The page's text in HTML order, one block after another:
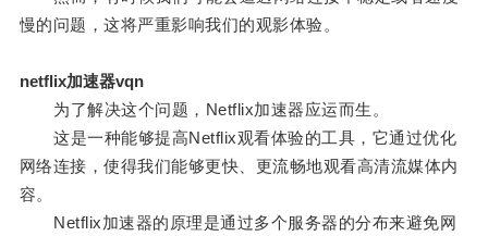
慢的问题，这将严重影响我们的观影体验。
netflix加速器vqn
为了解决这个问题，Netflix加速器应运而生。
这是一种能够提高Netflix观看体验的工具，它通过优化
网络连接，使得我们能够更快、更流畅地观看高清流媒体内
容。
Netflix加速器的原理是通过多个服务器的分布来避免网